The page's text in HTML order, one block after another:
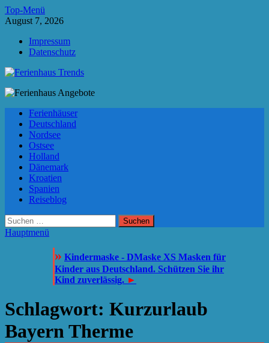
Zum
Inhalt
Top-Menü
August 7, 2026
Impressum
Datenschutz
Ferienhaus Trends
Ferienhäuser
Deutschland
Nordsee
Ostsee
Holland
Dänemark
Kroatien
Spanien
Reiseblog
Suchen
nach:
Hauptmenü
» Kindermaske - DMaske XS Masken für
Kinder aus Deutschland. Schützen Sie ihr
Kind zuverlässig. ►
Schlagwort: Kurzurlaub
Bayern Therme